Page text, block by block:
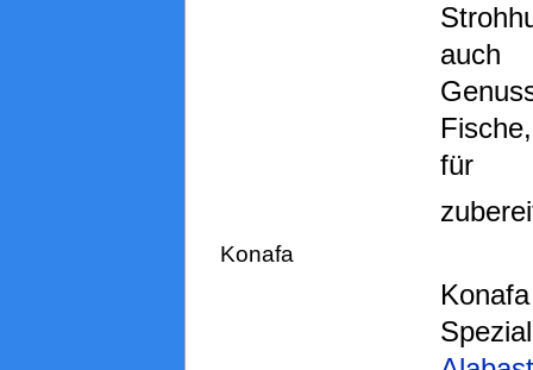
Konafa